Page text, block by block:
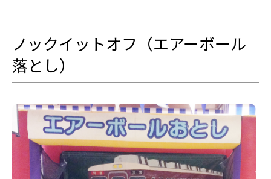
ノックイットオフ（エアーボール
落とし）